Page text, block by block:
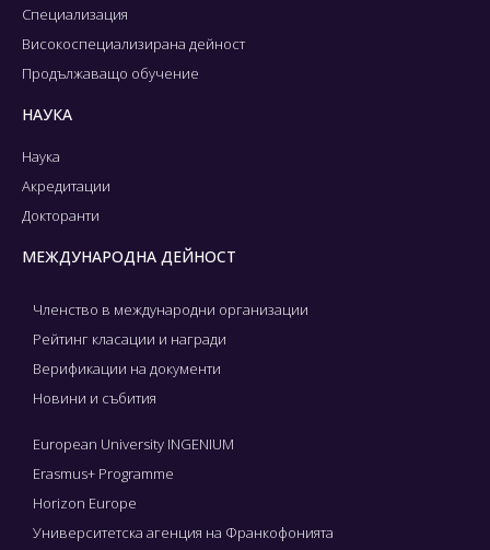
Специализация
Високоспециализирана дейност
Продължаващо обучение
НАУКА
Наука
Акредитации
Докторанти
МЕЖДУНАРОДНА ДЕЙНОСТ
Членство в международни организации
Рейтинг класации и награди
Верификации на документи
Новини и събития
European University INGENIUM
Erasmus+ Programme
Horizon Europe
Университетска агенция на Франкофонията